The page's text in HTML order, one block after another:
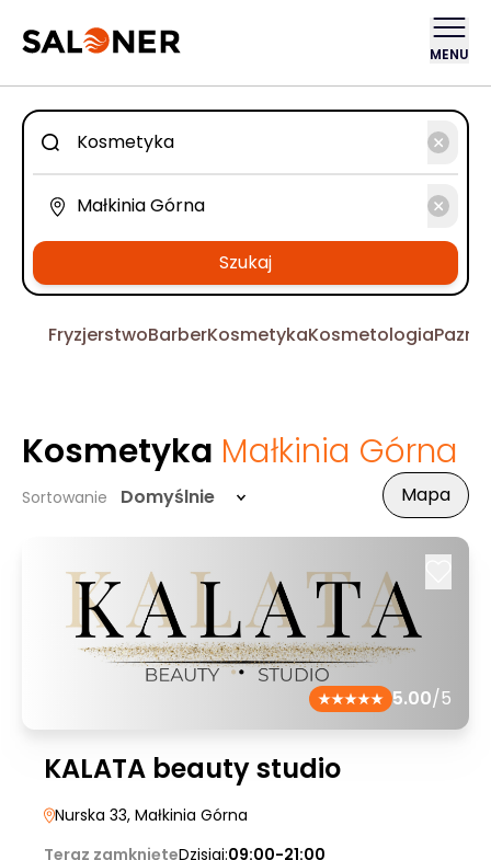
MENU
Szukaj
FryzjerstwoBarberKosmetykaKosmetologia
Kosmetyka Małkinia Górna
Sortowanie Domyślnie Mapa
5.00/5
KALATA beauty studio
Nurska 33, Małkinia Górna
Teraz zamknięteDzisiaj:09:00-21:00